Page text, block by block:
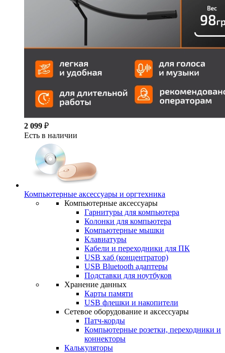
2 099 ₽
Есть в наличии
Компьютерные аксессуары и оргтехника
Компьютерные аксессуары
Гарнитуры для компьютера
Колонки для компьютера
Компьютерные мышки
Клавиатуры
Кабели и переходники для ПК
USB хаб (концентратор)
USB Bluetooth адаптеры
Подставки для ноутбуков
Хранение данных
Карты памяти
USB флешки и накопители
Сетевое оборудование и аксессуары
Патч-корды
Компьютерные розетки, переходники и
коннекторы
Калькуляторы